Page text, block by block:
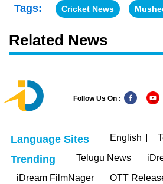
Tags: Cricket News
Related News
Follow Us On :
Language Sites English
Trending Telugu News
iDream FilmNager
OTT